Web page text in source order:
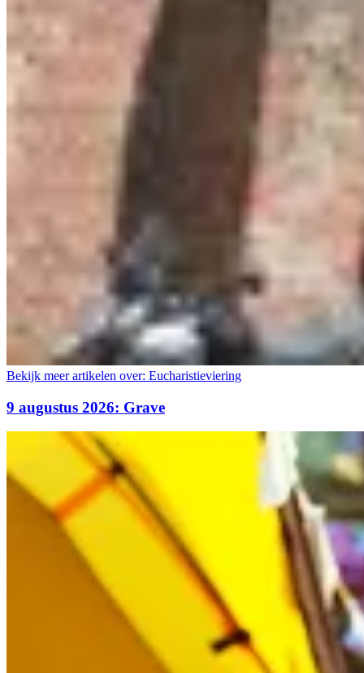
Bekijk meer artikelen over: Eucharistieviering
9 augustus 2026: Grave